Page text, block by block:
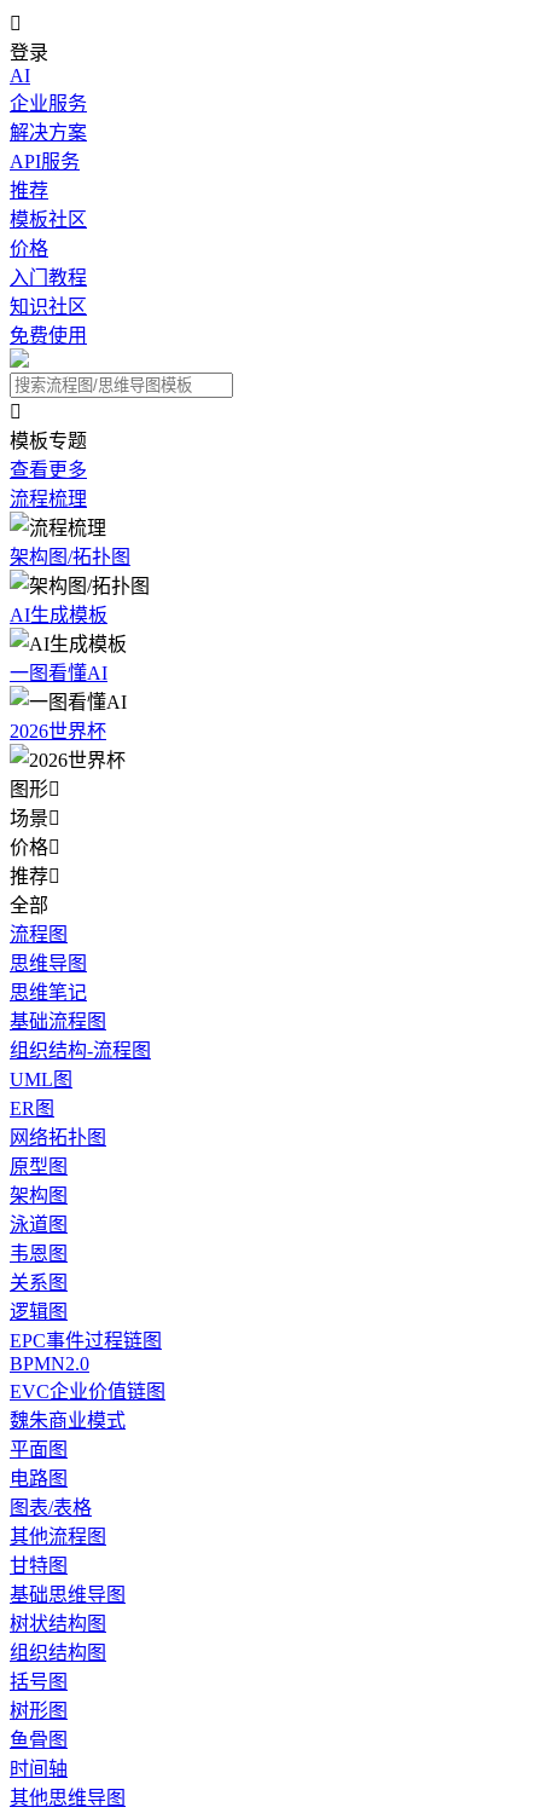

登录
AI
企业服务
解决方案
API服务
推荐
模板社区
价格
入门教程
知识社区
免费使用

模板专题
查看更多
流程梳理
架构图/拓扑图
AI生成模板
一图看懂AI
2026世界杯
图形
场景
价格
推荐
全部
流程图
思维导图
思维笔记
基础流程图
组织结构-流程图
UML图
ER图
网络拓扑图
原型图
架构图
泳道图
韦恩图
关系图
逻辑图
EPC事件过程链图
BPMN2.0
EVC企业价值链图
魏朱商业模式
平面图
电路图
图表/表格
其他流程图
甘特图
基础思维导图
树状结构图
组织结构图
括号图
树形图
鱼骨图
时间轴
其他思维导图